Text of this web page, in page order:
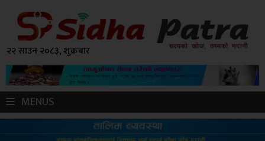
२२ साउन २०८३, शुक्रबार
MENUS